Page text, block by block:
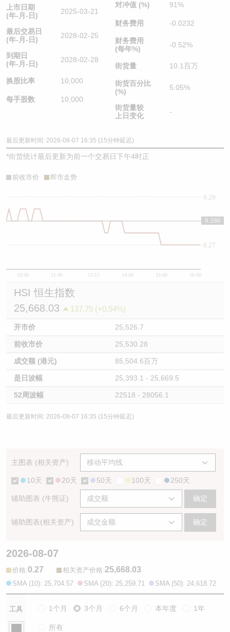
上市日期
(年-月-日)
2025-03-21
最后交易日
(年-月-日)
2028-02-25
到期日
(年-月-日)
2028-02-28
换股比率 10,000
每手股数 10,000
对冲值 (%) 91%
财务费用 -0.0232
财务费用
(每年%)
-0.52%
街货量 10.1百万
街货百分比
(%)
5.05%
街货量较
上日变化
-
最后更新时间: 2026-08-07 16:35 (15分钟延迟)
*街货统计最后更新为前一个交易日下午4时正
前收市价 即市走势
10:00 11:00 12/13 14:00 15:00 16:00
0.27
0.28
0.29
0.280
HSI 恒生指数
25,668.03
137.75 (+0.54%)
开市价 25,526.7
前收市价 25,530.28
成交额 (港元) 85,504.6百万
是日波幅 25,393.1 - 25,669.5
52周波幅 22518 - 28056.1
最后更新时间: 2026-08-07 16:35 (15分钟延迟)
主图表 (相关资产)
10天 20天 50天 100天 250天
辅助图表 (牛熊证) 确定
辅助图表(相关资产) 确定
2026-08-07
价格:0.27 相关资产价格:25,668.03
SMA (10): 25,704.57 SMA (20): 25,259.71 SMA (50): 24,618.72
工具 1个月 3个月 6个月 本年度 1年
所有